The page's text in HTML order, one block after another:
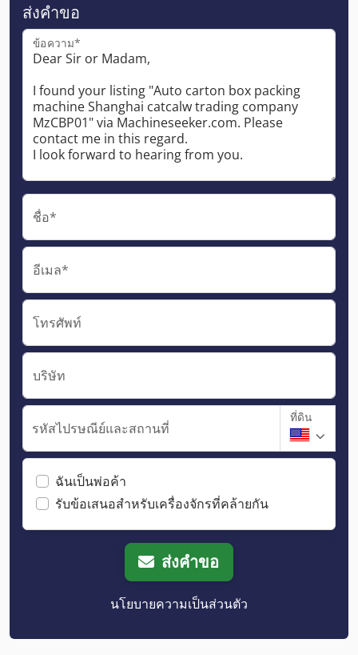
ส่งคำขอ
ข้อความ*
ชื่อ*
อีเมล*
โทรศัพท์
บริษัท
รหัสไปรษณีย์และสถานที่
ที่ดิน
ฉันเป็นพ่อค้า
รับข้อเสนอสำหรับเครื่องจักรที่คล้ายกัน
ส่งคำขอ
นโยบายความเป็นส่วนตัว